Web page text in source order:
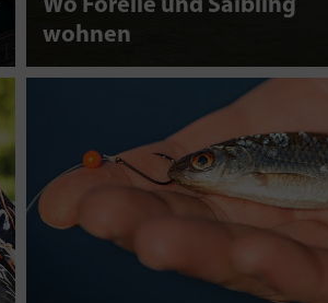
Wo Forelle und Saibling
wohnen